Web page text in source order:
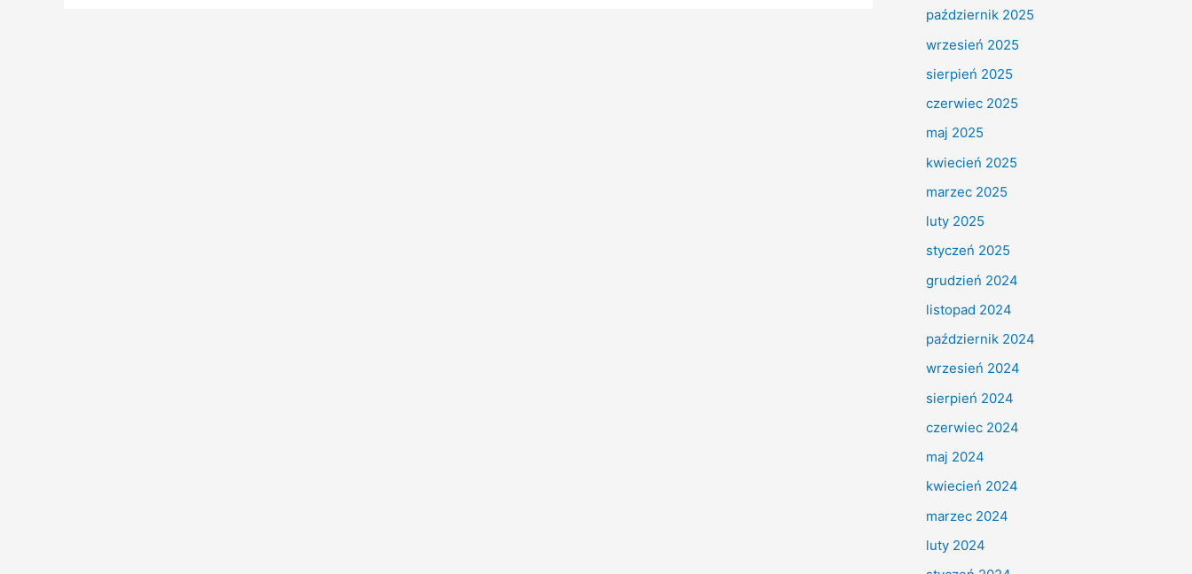
październik 2025
wrzesień 2025
sierpień 2025
czerwiec 2025
maj 2025
kwiecień 2025
marzec 2025
luty 2025
styczeń 2025
grudzień 2024
listopad 2024
październik 2024
wrzesień 2024
sierpień 2024
czerwiec 2024
maj 2024
kwiecień 2024
marzec 2024
luty 2024